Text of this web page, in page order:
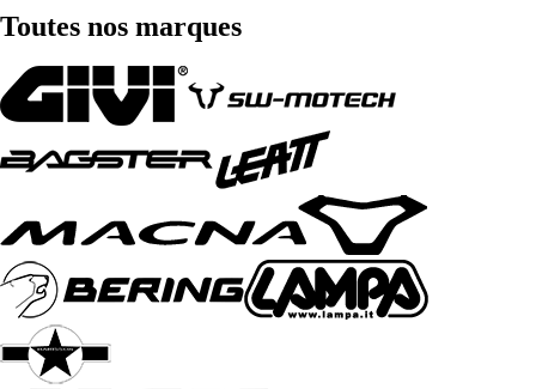
Toutes nos marques